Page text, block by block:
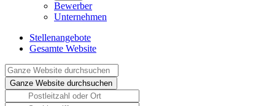
Bewerber
Unternehmen
Stellenangebote
Gesamte Website